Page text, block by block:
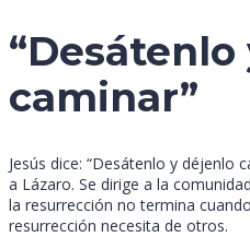
caminar”
Jesús dice: “Desátenlo y déjenlo
a Lázaro. Se dirige a la
la resurrección no termina
resurrección necesita de otros.